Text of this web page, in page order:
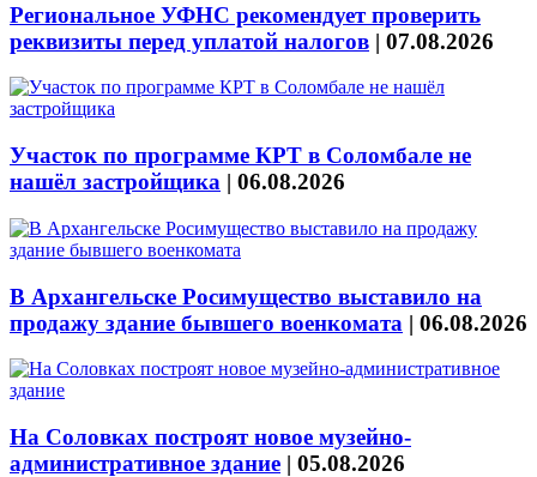
Региональное УФНС рекомендует проверить
реквизиты перед уплатой налогов | 07.08.2026
Участок по программе КРТ в Соломбале не
нашёл застройщика | 06.08.2026
В Архангельске Росимущество выставило на
продажу здание бывшего военкомата | 06.08.2026
На Соловках построят новое музейно-
административное здание | 05.08.2026